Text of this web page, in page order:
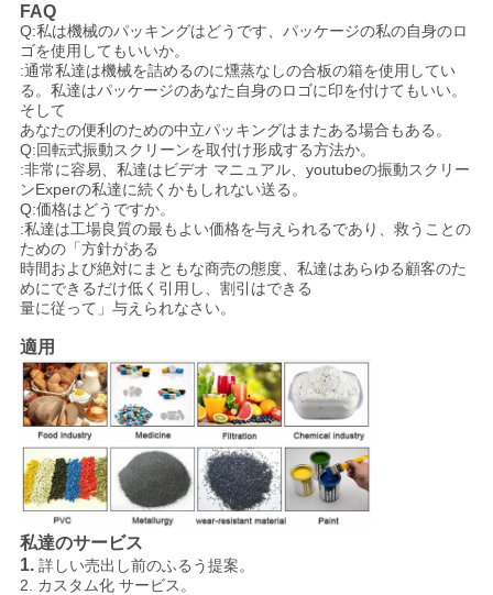
FAQ
Q:私は機械のパッキングはどうです、パッケージの私の自身のロ
ゴを使用してもいいか。
:通常私達は機械を詰めるのに燻蒸なしの合板の箱を使用してい
る。私達はパッケージのあなた自身のロゴに印を付けてもいい。
そして
あなたの便利のための中立パッキングはまたある場合もある。
Q:回転式振動スクリーンを取付け形成する方法か。
:非常に容易、私達はビデオ マニュアル、youtubeの振動スクリー
ンExperの私達に続くかもしれない送る。
Q:価格はどうですか。
:私達は工場良質の最もよい価格を与えられるであり、救うことの
ための「方針がある
時間および絶対にまともな商売の態度、私達はあらゆる顧客のた
めにできるだけ低く引用し、割引はできる
量に従って」与えられなさい。
適用
私達のサービス
1. 詳しい売出し前のふるう提案。
2. カスタム化 サービス。